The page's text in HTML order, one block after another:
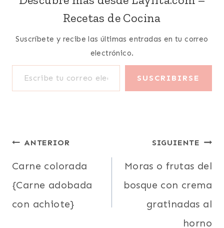
Recetas de Cocina
Suscríbete y recibe las últimas entradas en tu correo
electrónico.
Escribe tu correo electrónico…
SUSCRIBIRSE
Navegación
de
entradas
ANTERIOR
Carne colorada
{Carne adobada
con achiote}
SIGUIENTE
Moras o frutas del
bosque con crema
gratinadas al
horno